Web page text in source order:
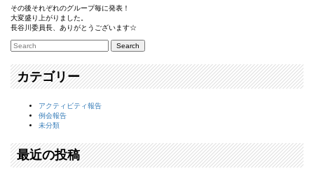
その後それぞれのグループ毎に発表！
大変盛り上がりました。
長谷川委員長、ありがとうございます☆
カテゴリー
アクティビティ報告
例会報告
未分類
最近の投稿